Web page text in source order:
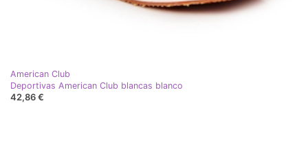
American Club
Deportivas American Club blancas blanco
42,86 €